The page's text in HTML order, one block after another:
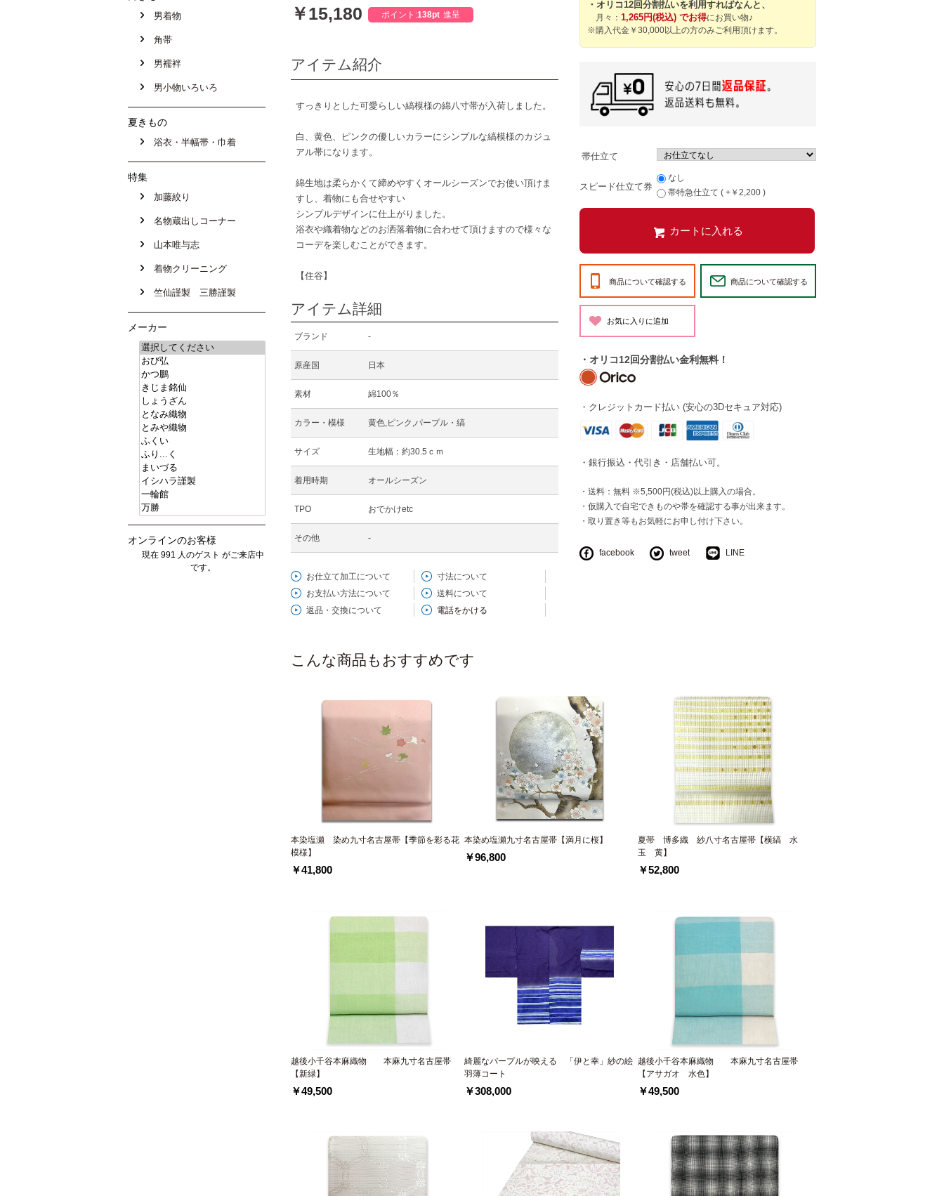
男着物
角帯
男襦袢
男小物いろいろ
夏きもの
浴衣・半幅帯・巾着
特集
加藤絞り
名物蔵出しコーナー
山本唯与志
着物クリーニング
竺仙謹製 三勝謹製
メーカー
オンラインのお客様
現在 991 人のゲスト がご来店中
です。
￥15,180 ポイント:138pt 進呈
アイテム紹介
すっきりとした可愛らしい縞模様の綿八寸帯が入荷しました。
白、黄色、ピンクの優しいカラーにシンプルな縞模様のカジュ
アル帯になります。
綿生地は柔らかくて締めやすくオールシーズンでお使い頂けま
すし、着物にも合せやすい
シンプルデザインに仕上がりました。
浴衣や織着物などのお洒落着物に合わせて頂けますので様々な
コーデを楽しむことができます。
【住谷】
アイテム詳細
ブランド -
原産国 日本
素材 綿100％
カラー・模様 黄色,ピンク,パープル・縞
サイズ 生地幅：約30.5ｃｍ
着用時期 オールシーズン
TPO おでかけetc
その他 -
お仕立て加工について
寸法について
お支払い方法について
送料について
返品・交換について
電話をかける
・オリコ12回分割払いを利用すればなんと、
月々：1,265円(税込) でお得にお買い物♪
※購入代金￥30,000以上の方のみご利用頂けます。
帯仕立て
スピード仕立て券
なし
帯特急仕立て ( +￥2,200 )
商品について確認する 商品について確認する
・オリコ12回分割払い金利無料！
・クレジットカード払い (安心の3Dセキュア対応)
・銀行振込・代引き・店舗払い可。
・送料：無料 ※5,500円(税込)以上購入の場合。
・仮購入で自宅できものや帯を確認する事が出来ます。
・取り置き等もお気軽にお申し付け下さい。
facebook tweet LINE
こんな商品もおすすめです
本染塩瀬 染め九寸名古屋帯【季節を彩る花
模様】
￥41,800
本染め塩瀬九寸名古屋帯【満月に桜】
￥96,800
夏帯 博多織 紗八寸名古屋帯【横縞 水
玉 黄】
￥52,800
越後小千谷本麻織物 本麻九寸名古屋帯
【新緑】
￥49,500
綺麗なパープルが映える 「伊と幸」紗の絵
羽薄コート
￥308,000
越後小千谷本麻織物 本麻九寸名古屋帯
【アサガオ 水色】
￥49,500